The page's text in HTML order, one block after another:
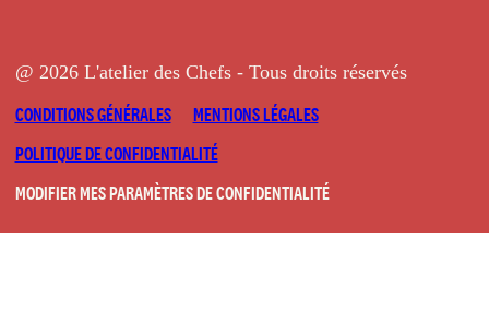
@ 2026 L'atelier des Chefs - Tous droits réservés
CONDITIONS GÉNÉRALES
MENTIONS LÉGALES
POLITIQUE DE CONFIDENTIALITÉ
MODIFIER MES PARAMÈTRES DE CONFIDENTIALITÉ